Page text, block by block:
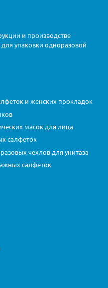
и производстве
упаковки одноразовой
и женских прокладок
масок для лица
салфеток
чехлов для унитаза
салфеток